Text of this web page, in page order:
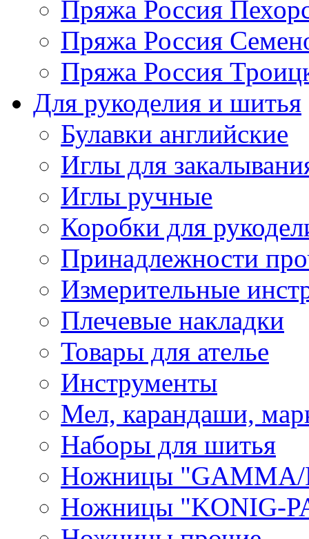
Пряжа Россия
Пряжа Россия
Пряжа Россия
Для рукоделия и шитья
Булавки английские
Иглы для
Иглы ручные
Коробки для
Принадлежности
Измерительные
Плечевые накладки
Товары для ателье
Инструменты
Мел, карандаши,
Наборы для шитья
Ножницы "GAMMA/
Ножницы "KONIG-